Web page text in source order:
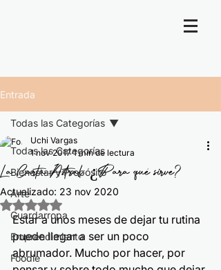
Entrada
Todas las Categorías
Bienestar y Propósito
Arte
Guardarropa
Emprendimiento
Foodie
Todas las Categorías
La Carta Astral: ¿Para qué sirve?
Uchi Vargas
1 nov 2017 1 min de lectura
Actualizado: 23 nov 2020
Obtuvo NaN de 5 estrellas.
Estar a unos meses de dejar tu rutina
puede llegar a ser un poco
abrumador. Mucho por hacer, por